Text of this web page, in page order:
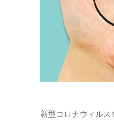
新型コロナウィル